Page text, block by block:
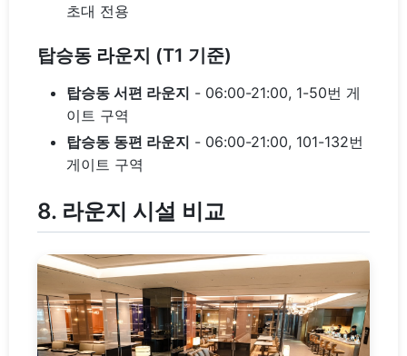
초대 전용
탑승동 라운지 (T1 기준)
탑승동 서편 라운지 - 06:00-21:00, 1-50번 게
이트 구역
탑승동 동편 라운지 - 06:00-21:00, 101-132번
게이트 구역
8. 라운지 시설 비교